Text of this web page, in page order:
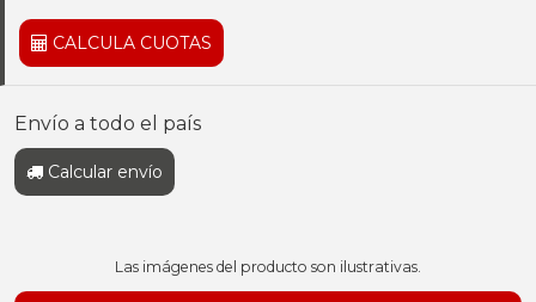
CALCULA CUOTAS
Envío a todo el país
Calcular envío
Las imágenes del producto son ilustrativas.